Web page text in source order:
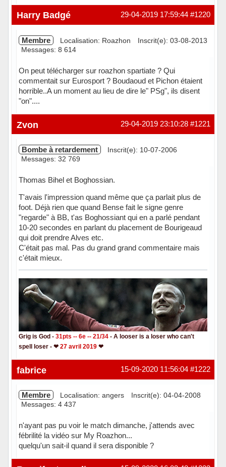
Hors ligne #1220
29-04-2019 17:59:44
Harry Badgé
Membre Localisation: Roazhon
Inscrit(e): 03-08-2013
Messages: 8 614
On peut télécharger sur roazhon spartiate ? Qui
commentait sur Eurosport ? Boudaoud et Pichon étaient
horrible..A un moment au lieu de dire le" PSg", ils disent
"on"....
Hors ligne #1221
29-04-2019 23:10:28
Zvon
Bombe à retardement
Inscrit(e): 10-07-2006
Messages: 32 769
Thomas Bihel et Boghossian.
T'avais l'impression quand même que ça parlait plus de
foot. Déjà rien que quand Bense fait le signe genre
"regarde" à BB, t'as Boghossiant qui en a parlé pendant
10-20 secondes en parlant du placement de Bourigeaud
qui doit prendre Alves etc.
C'était pas mal. Pas du grand grand commentaire mais
c'était mieux.
Grig is God - 31pts -- 6e -- 21/34 - A looser is a loser who can't
spell loser - ❤ 27 avril 2019❤
Hors ligne #1222
15-09-2020 11:56:04
fabrice
Membre Localisation: angers
Inscrit(e): 04-04-2008
Messages: 4 437
n'ayant pas pu voir le match dimanche, j'attends avec
fébrilité la vidéo sur My Roazhon...
quelqu'un sait-il quand il sera disponible ?